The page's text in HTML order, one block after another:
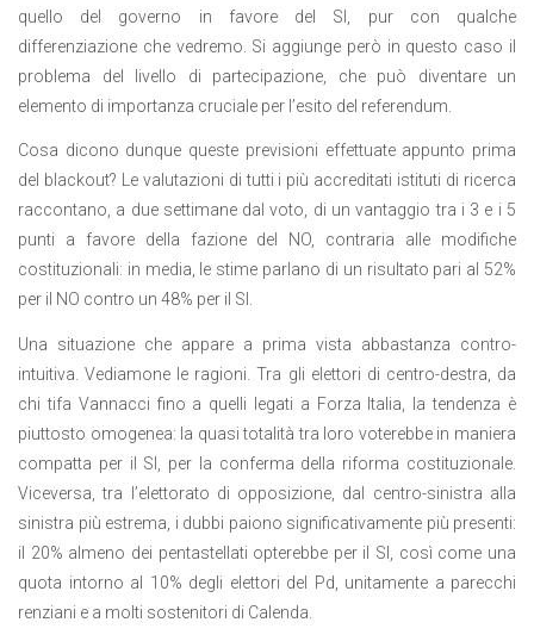
quello del governo in favore del SI, pur con qualche
differenziazione che vedremo. Si aggiunge però in questo caso il
problema del livello di partecipazione, che può diventare un
elemento di importanza cruciale per l’esito del referendum.
Cosa dicono dunque queste previsioni effettuate appunto prima
del blackout? Le valutazioni di tutti i più accreditati istituti di ricerca
raccontano, a due settimane dal voto, di un vantaggio tra i 3 e i 5
punti a favore della fazione del NO, contraria alle modifiche
costituzionali: in media, le stime parlano di un risultato pari al 52%
per il NO contro un 48% per il SI.
Una situazione che appare a prima vista abbastanza contro-
intuitiva. Vediamone le ragioni. Tra gli elettori di centro-destra, da
chi tifa Vannacci fino a quelli legati a Forza Italia, la tendenza è
piuttosto omogenea: la quasi totalità tra loro voterebbe in maniera
compatta per il SI, per la conferma della riforma costituzionale.
Viceversa, tra l’elettorato di opposizione, dal centro-sinistra alla
sinistra più estrema, i dubbi paiono significativamente più presenti:
il 20% almeno dei pentastellati opterebbe per il SI, così come una
quota intorno al 10% degli elettori del Pd, unitamente a parecchi
renziani e a molti sostenitori di Calenda.